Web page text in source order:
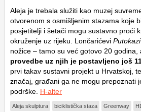
Aleja je trebala služiti kao muzej
otvorenom s osmišljenim stazama koje
posjetitelji i šetači mogu sustavno proći
okruženje uz rijeku. Lončarićevi Putokazi
nožice – tamo su već gotovo 20 godina,
provedbe uz njih je postavljeno još
prvi takav sustavni projekt u Hrvatskoj,
značaj, građani ga ne mogu prepoznati
podrške. H-alter
Aleja skulptura biciklistička staza Greenway